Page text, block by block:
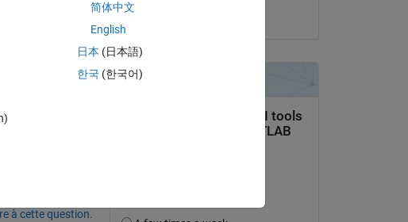
à cette question.
le 8 Sep 2021
简体中文
English
日本 (日本語)
한국 (한국어)